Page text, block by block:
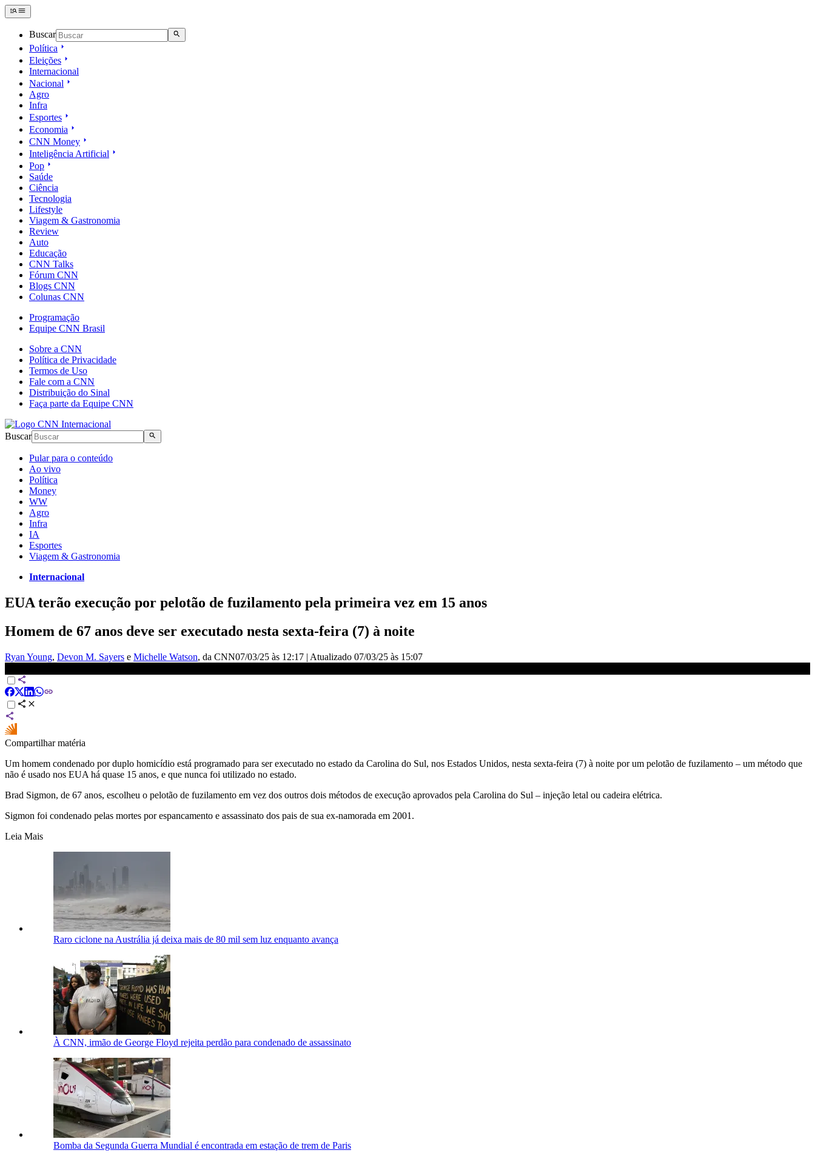
Buscar
Política
Eleições
Internacional
Nacional
Agro
Infra
Esportes
Economia
CNN Money
Inteligência Artificial
Pop
Saúde
Ciência
Tecnologia
Lifestyle
Viagem & Gastronomia
Review
Auto
Educação
CNN Talks
Fórum CNN
Blogs CNN
Colunas CNN
Programação
Equipe CNN Brasil
Sobre a CNN
Política de Privacidade
Termos de Uso
Fale com a CNN
Distribuição do Sinal
Faça parte da Equipe CNN
Buscar
Pular para o conteúdo
Ao vivo
Política
Money
WW
Agro
Infra
IA
Esportes
Viagem & Gastronomia
Internacional
EUA terão execução por pelotão de fuzilamento pela primeira vez em 15 anos
Homem de 67 anos deve ser executado nesta sexta-feira (7) à noite
Ryan Young, Devon M. Sayers e Michelle Watson, da CNN07/03/25 às 12:17 | Atualizado 07/03/25 às 15:07
Compartilhar matéria
Um homem condenado por duplo homicídio está programado para ser executado no estado da Carolina do Sul, nos Estados Unidos, nesta sexta-feira (7) à noite por um pelotão de fuzilamento – um método que
não é usado nos EUA há quase 15 anos, e que nunca foi utilizado no estado.
Brad Sigmon, de 67 anos, escolheu o pelotão de fuzilamento em vez dos outros dois métodos de execução aprovados pela Carolina do Sul – injeção letal ou cadeira elétrica.
Sigmon foi condenado pelas mortes por espancamento e assassinato dos pais de sua ex-namorada em 2001.
Leia Mais
Raro ciclone na Austrália já deixa mais de 80 mil sem luz enquanto avança
À CNN, irmão de George Floyd rejeita perdão para condenado de assassinato
Bomba da Segunda Guerra Mundial é encontrada em estação de trem de Paris